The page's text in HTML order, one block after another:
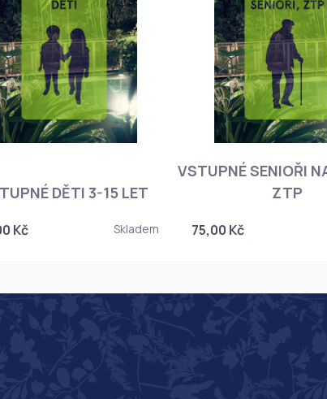
DĚTI 3-15 LET
Kč Skladem
VSTUPNÉ SENIOŘI
ZTP
75,00 Kč